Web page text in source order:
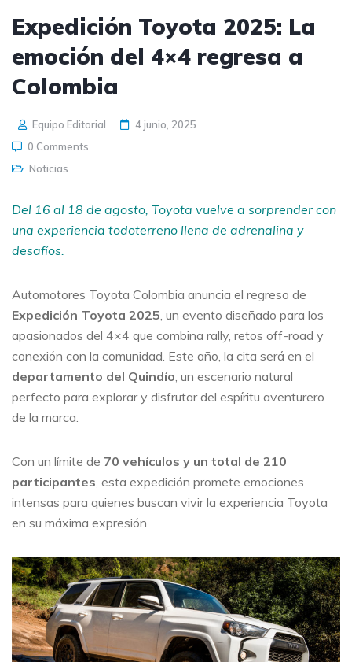
Expedición Toyota 2025: La
emoción del 4×4 regresa a
Colombia
Equipo Editorial
4 junio, 2025
0 Comments
Noticias
Del 16 al 18 de agosto, Toyota vuelve a sorprender con
una experiencia todoterreno llena de adrenalina y
desafíos.
Automotores Toyota Colombia anuncia el regreso de
Expedición Toyota 2025 , un evento diseñado para los
apasionados del 4×4 que combina rally, retos off-road y
conexión con la comunidad. Este año, la cita será en el
departamento del Quindío , un escenario natural
perfecto para explorar y disfrutar del espíritu aventurero
de la marca.
Con un límite de 70 vehículos y un total de 210
participantes , esta expedición promete emociones
intensas para quienes buscan vivir la experiencia Toyota
en su máxima expresión.